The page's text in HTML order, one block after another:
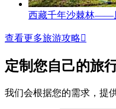
西藏千年沙棘林——
查看更多旅游攻略
定制您自己的旅
我们会根据您的需求，提